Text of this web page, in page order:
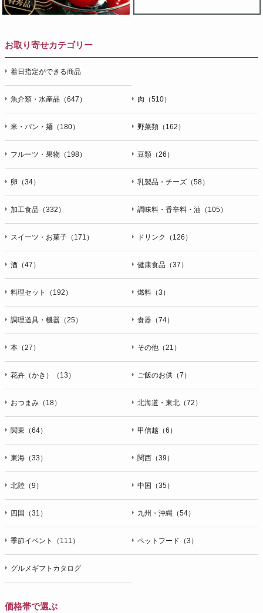
お取り寄せカテゴリー
着日指定ができる商品
魚介類・水産品（647） 肉（510）
米・パン・麺（180） 野菜類（162）
フルーツ・果物（198） 豆類（26）
卵（34） 乳製品・チーズ（58）
加工食品（332） 調味料・香辛料・油（105）
スイーツ・お菓子（171） ドリンク（126）
酒（47） 健康食品（37）
料理セット（192） 燃料（3）
調理道具・機器（25） 食器（74）
本（27） その他（21）
花卉（かき）（13） ご飯のお供（7）
おつまみ（18） 北海道・東北（72）
関東（64） 甲信越（6）
東海（33） 関西（39）
北陸（9） 中国（35）
四国（31） 九州・沖縄（54）
季節イベント（111） ペットフード（3）
グルメギフトカタログ
価格帯で選ぶ